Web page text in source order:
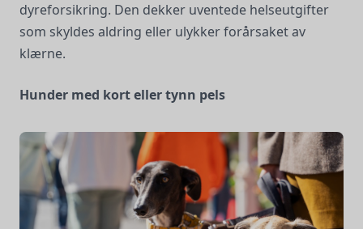
dyreforsikring. Den dekker uventede helseutgifter
som skyldes aldring eller ulykker forårsaket av
klærne.
Hunder med kort eller tynn pels